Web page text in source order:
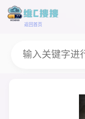
返回首页